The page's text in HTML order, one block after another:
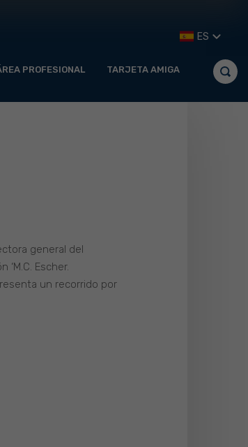
PROFESIONAL TARJETA AMIGA
ES
general del
Escher.
un recorrido por